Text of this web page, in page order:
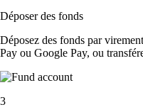
Déposer des fonds
Déposez des fonds par
Pay ou Google Pay, ou
3